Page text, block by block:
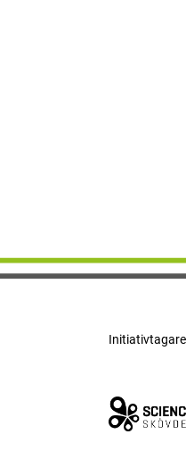
Initiativtagare